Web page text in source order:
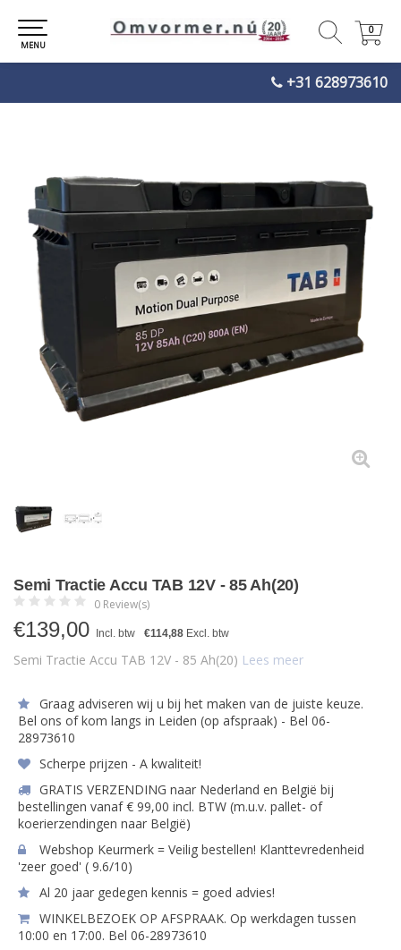
+31 628973610
0
0
MENU
Semi Tractie Accu TAB 12V - 85 Ah(20)
0 Review(s)
€139,00 Incl. btw €114,88 Excl. btw
Semi Tractie Accu TAB 12V - 85 Ah(20) Lees meer
Graag adviseren wij u bij het maken van de juiste keuze.
Bel ons of kom langs in Leiden (op afspraak) - Bel 06-
28973610
Scherpe prijzen - A kwaliteit!
GRATIS VERZENDING naar Nederland en België bij
bestellingen vanaf € 99,00 incl. BTW (m.u.v. pallet- of
koerierzendingen naar België)
Webshop Keurmerk = Veilig bestellen! Klanttevredenheid
'zeer goed' ( 9.6/10)
Al 20 jaar gedegen kennis = goed advies!
WINKELBEZOEK OP AFSPRAAK. Op werkdagen tussen
10:00 en 17:00. Bel 06-28973610